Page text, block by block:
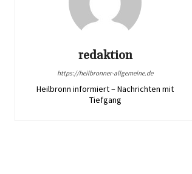
redaktion
https://heilbronner-allgemeine.de
Heilbronn informiert – Nachrichten mit
Tiefgang